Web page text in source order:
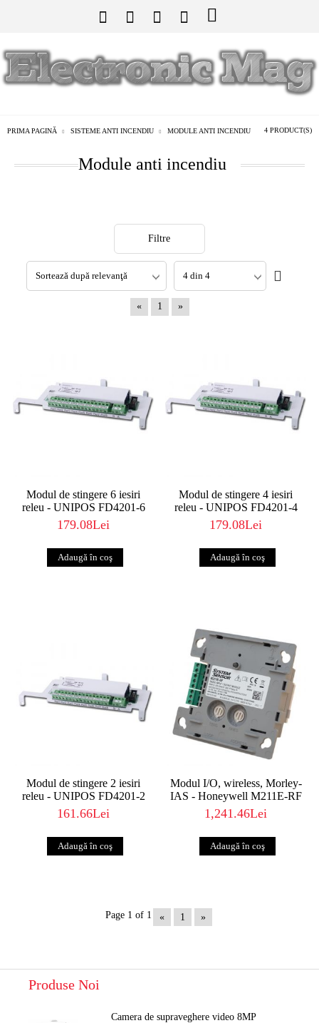
PRIMA PAGINĂ SISTEME ANTI INCENDIU MODULE ANTI INCENDIU 4 PRODUCT(S)
Module anti incendiu
Filtre
« 1 »
Modul de stingere 6 iesiri
releu - UNIPOS FD4201-6
179.08Lei
Modul de stingere 4 iesiri
releu - UNIPOS FD4201-4
179.08Lei
Modul de stingere 2 iesiri
releu - UNIPOS FD4201-2
161.66Lei
Modul I/O, wireless, Morley-
IAS - Honeywell M211E-RF
1,241.46Lei
Page 1 of 1 « 1 »
Produse Noi
Camera de supraveghere video 8MP